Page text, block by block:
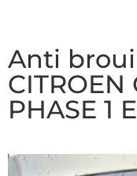
Anti
CITROEN
PHASE 1